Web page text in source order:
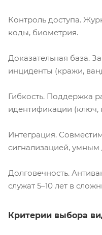
Контроль доступа.
коды, биометрия.
Доказательная база.
инциденты (кражи,
Гибкость. Поддержка
идентификации (ключ,
Интеграция.
сигнализацией,
Долговечность.
служат 5–10 лет в
Критерии выбора